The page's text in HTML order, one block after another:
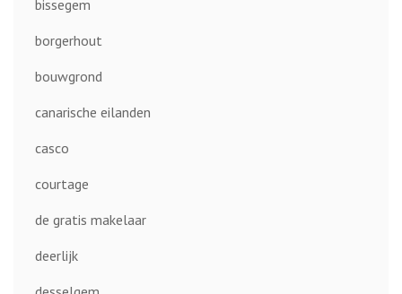
bissegem
borgerhout
bouwgrond
canarische eilanden
casco
courtage
de gratis makelaar
deerlijk